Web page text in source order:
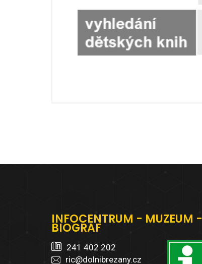
INFOCENTRUM - MUZEUM -
BIOGRAF
241 402 202
ric@dolnibrezany.cz